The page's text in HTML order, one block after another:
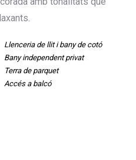
Llenceria de llit i bany de cotó
Bany independent privat
Terra de parquet
Accés a balcó